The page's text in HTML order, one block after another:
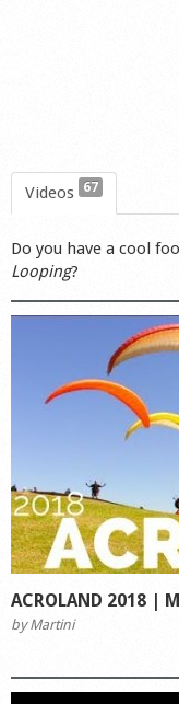
Videos 67
Do you have a cool
Looping?
ACROLAND 2018 |
byMartini